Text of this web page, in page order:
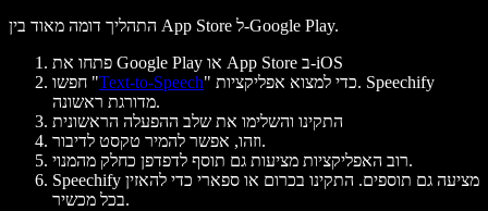
התהליך דומה מאוד בין App Store ל-Google Play.
פתחו את Google Play או App Store ב-iOS
חפשו "Text-to-Speech" כדי למצוא אפליקציות. Speechify
מדורגת ראשונה.
התקינו והשלימו את שלב ההפעלה הראשונית
וזהו, אפשר להמיר טקסט לדיבור.
רוב האפליקציות מציעות גם תוסף לדפדפן כחלק מהמנוי.
Speechify מציעה גם תוספים. התקינו בכרום או ספארי כדי להאזין
בכל מכשיר.